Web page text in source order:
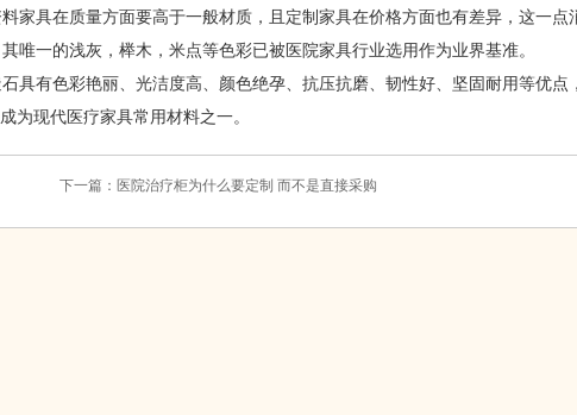
具在质量方面要高于一般材质，且定制家具在价格方面也有差异，这一点
唯一的浅灰，榉木，米点等色彩已被医院家具行业选用作为业界基准。
具有色彩艳丽、光洁度高、颜色绝孕、抗压抗磨、韧性好、坚固耐用等优点
为现代医疗家具常用材料之一。
下一篇： 医院治疗柜为什么要定制 而不是直接采购